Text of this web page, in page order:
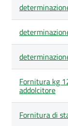
Fornitura kg
addolcitore
Fornitura di